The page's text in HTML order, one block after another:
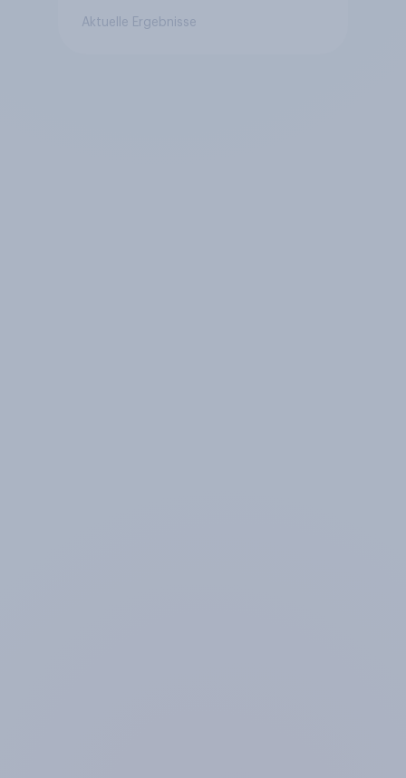
Aktuelle Ergebnisse